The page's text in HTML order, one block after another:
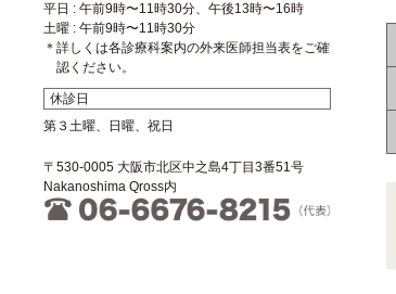
平日 : 午前9時〜11時30分、午後13時〜16時
土曜 : 午前9時〜11時30分
＊詳しくは各診療科案内の外来医師担当表をご確
認ください。
休診日
第３土曜、日曜、祝日
〒530-0005 大阪市北区中之島4丁目3番51号
Nakanoshima Qross内